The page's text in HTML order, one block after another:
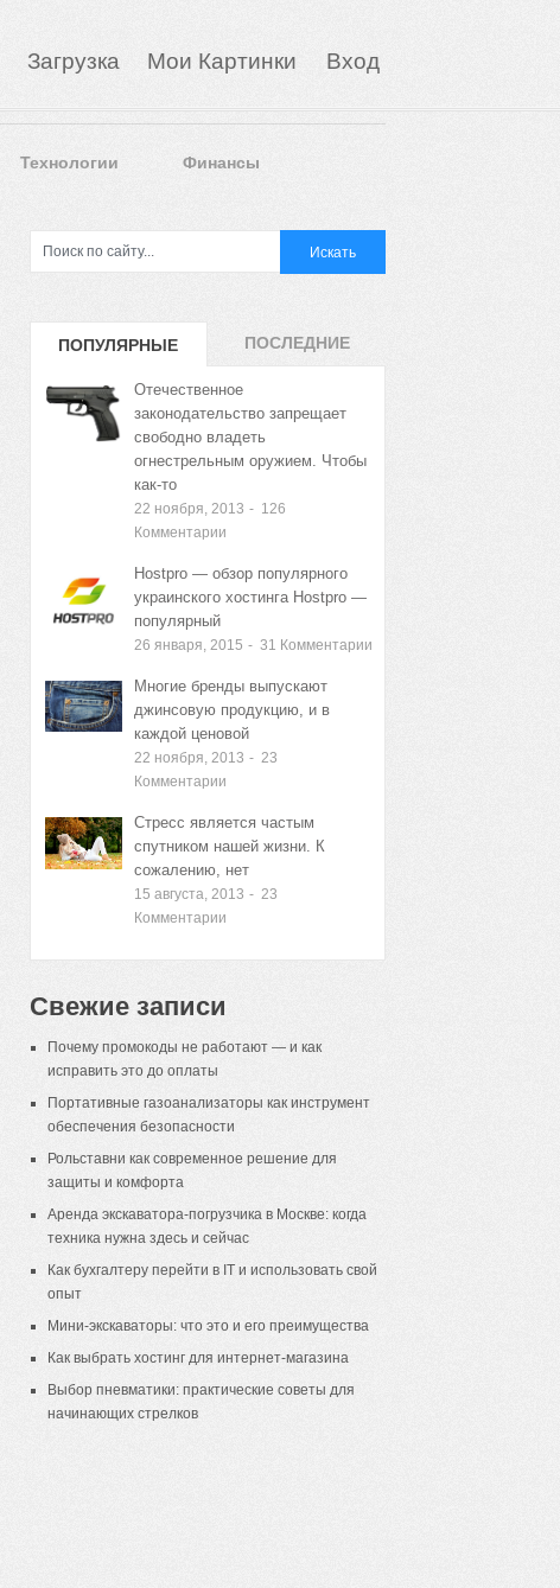
Загрузка Мои Картинки Вход
Технологии Финансы
ПОПУЛЯРНЫЕ
ЗАПИСИ
ПОСЛЕДНИЕ
Отечественное
законодательство запрещает
свободно владеть
огнестрельным оружием. Чтобы
как-то
22 ноября, 2013 - 126
Комментарии
Hostpro — обзор популярного
украинского хостинга Hostpro —
популярный
26 января, 2015 - 31 Комментарии
Многие бренды выпускают
джинсовую продукцию, и в
каждой ценовой
22 ноября, 2013 - 23
Комментарии
Стресс является частым
спутником нашей жизни. К
сожалению, нет
15 августа, 2013 - 23
Комментарии
Свежие записи
Почему промокоды не работают — и как
исправить это до оплаты
Портативные газоанализаторы как инструмент
обеспечения безопасности
Рольставни как современное решение для
защиты и комфорта
Аренда экскаватора-погрузчика в Москве: когда
техника нужна здесь и сейчас
Как бухгалтеру перейти в IT и использовать свой
опыт
Мини-экскаваторы: что это и его преимущества
Как выбрать хостинг для интернет-магазина
Выбор пневматики: практические советы для
начинающих стрелков